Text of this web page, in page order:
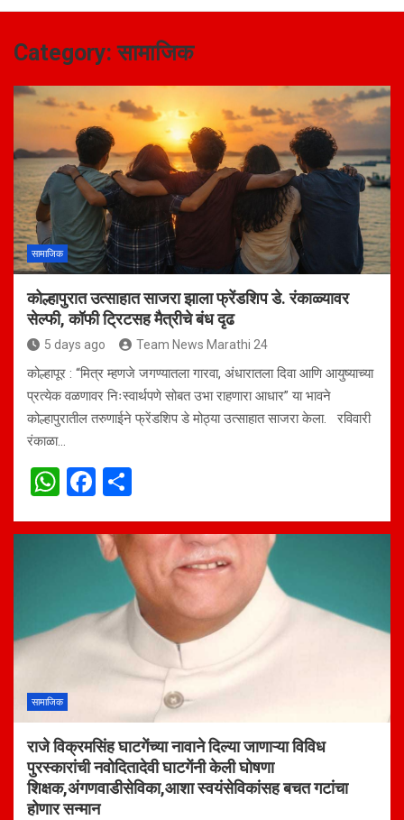
Category:सामाजिक
सामाजिक
कोल्हापुरात उत्साहात साजरा झाला फ्रेंडशिप डे. रंकाळ्यावर
सेल्फी, कॉफी ट्रिटसह मैत्रीचे बंध दृढ
5 days ago Team News Marathi 24
कोल्हापूर : “मित्र म्हणजे जगण्यातला गारवा, अंधारातला दिवा आणि आयुष्याच्या
प्रत्येक वळणावर निःस्वार्थपणे सोबत उभा राहणारा आधार” या भावने
कोल्हापुरातील तरुणाईने फ्रेंडशिप डे मोठ्या उत्साहात साजरा केला. रविवारी
रंकाळा…
W
at
p
F
ce
b
o
ar
e
सामाजिक
राजे विक्रमसिंह घाटगेंच्या नावाने दिल्या जाणाऱ्या विविध
पुरस्कारांची नवोदितादेवी घाटगेंनी केली घोषणा
शिक्षक,अंगणवाडीसेविका,आशा स्वयंसेविकांसह बचत गटांचा
होणार सन्मान